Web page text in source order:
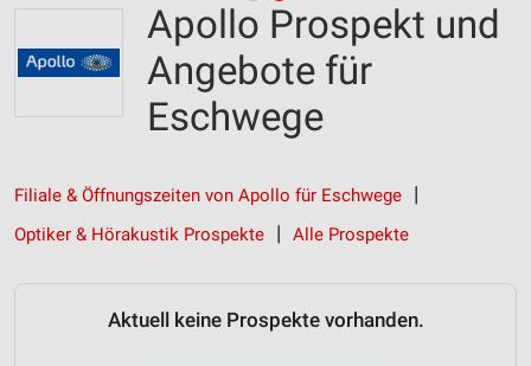
Apollo Prospekt und
Angebote für
Eschwege
Filiale & Öffnungszeiten von Apollo für Eschwege
Optiker & Hörakustik Prospekte
Alle Prospekte
Aktuell keine Prospekte vorhanden.